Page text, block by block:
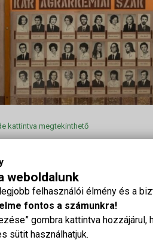
weboldalunk
felhasználói élmény és a
fontos a számunkra!
gombra kattintva hozzájárul,
sütit használhatjuk.
kattintva megtekinthető
Hudákné Zsovár Terézia